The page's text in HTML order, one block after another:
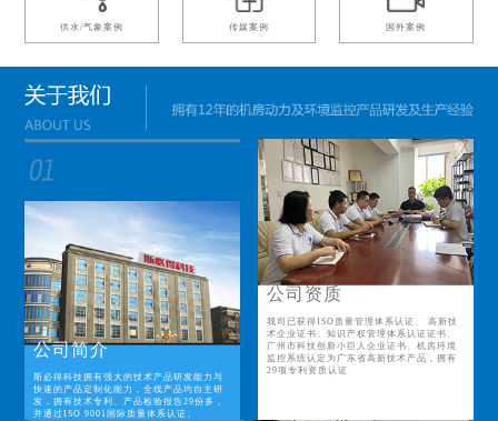
供水/气象案例 传媒案例 国外案例
公司简介
斯必得科技拥有强大的技术产品研发能力与
快速的产品定制化能力，全线产品均自主研
发，拥有技术专利、产品检验报告29份多，
并通过ISO 9001国际质量体系认证。
公司资质
我司已获得ISO质量管理体系认证、 高新技
术企业证书、知识产权管理体系认证证书、
广州市科技创新小巨人企业证书、机房环境
监控系统认定为广东省高新技术产品，拥有
29项专利资质认证